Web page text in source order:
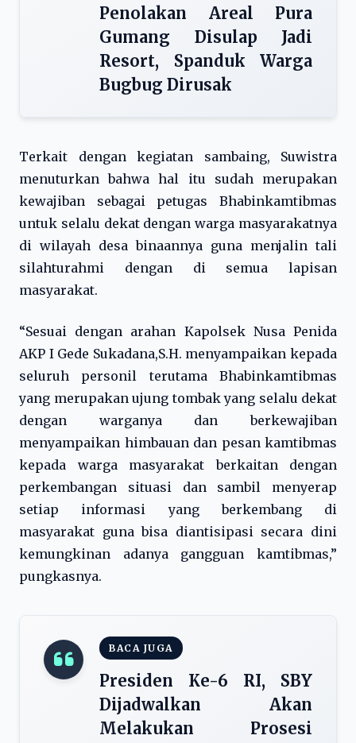
Penolakan Areal Pura
Gumang Disulap Jadi
Resort, Spanduk Warga
Bugbug Dirusak
Terkait dengan kegiatan sambaing, Suwistra
menuturkan bahwa hal itu sudah merupakan
kewajiban sebagai petugas Bhabinkamtibmas
untuk selalu dekat dengan warga masyarakatnya
di wilayah desa binaannya guna menjalin tali
silahturahmi dengan di semua lapisan
masyarakat.
“Sesuai dengan arahan Kapolsek Nusa Penida
AKP I Gede Sukadana,S.H. menyampaikan kepada
seluruh personil terutama Bhabinkamtibmas
yang merupakan ujung tombak yang selalu dekat
dengan warganya dan berkewajiban
menyampaikan himbauan dan pesan kamtibmas
kepada warga masyarakat berkaitan dengan
perkembangan situasi dan sambil menyerap
setiap informasi yang berkembang di
masyarakat guna bisa diantisipasi secara dini
kemungkinan adanya gangguan kamtibmas,”
pungkasnya.
BACA JUGA
Presiden Ke-6 RI, SBY
Dijadwalkan Akan
Melakukan Prosesi